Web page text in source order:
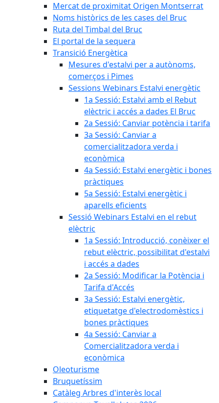
Mercat de proximitat Origen Montserrat
Noms històrics de les cases del Bruc
Ruta del Timbal del Bruc
El portal de la sequera
Transició Energètica
Mesures d'estalvi per a autònoms,
comerços i Pimes
Sessions Webinars Estalvi energètic
1a Sessió: Estalvi amb el Rebut
elèctric i accés a dades El Bruc
2a Sessió: Canviar potència i tarifa
3a Sessió: Canviar a
comercialitzadora verda i
econòmica
4a Sessió: Estalvi energètic i bones
pràctiques
5a Sessió: Estalvi energètic i
aparells eficients
Sessió Webinars Estalvi en el rebut
elèctric
1a Sessió: Introducció, conèixer el
rebut elèctric, possibilitat d'estalvi
i accés a dades
2a Sessió: Modificar la Potència i
Tarifa d'Accés
3a Sessió: Estalvi energètic,
etiquetatge d'electrodomèstics i
bones pràctiques
4a Sessió: Canviar a
Comercialitzadora verda i
econòmica
Oleoturisme
Bruquetíssim
Catàleg Arbres d'interès local